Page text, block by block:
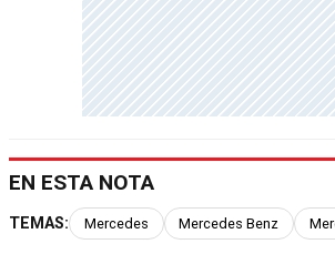
EN ESTA NOTA
TEMAS: Mercedes Mercedes Benz